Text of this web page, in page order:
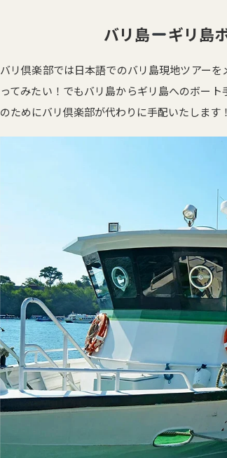
バリ島 ギリ島
バリ倶楽部では日本語でのバリ島現地ツアー
ってみたい！でもバリ島からギリ島へのボー
のためにバリ倶楽部が代わりに手配いたします